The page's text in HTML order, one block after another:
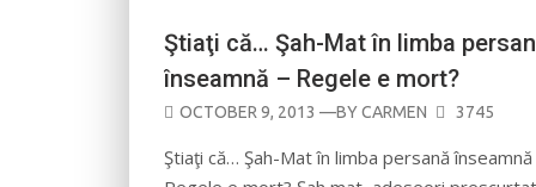
Ştiaţi că… Şah-Mat în limba
înseamnă – Regele e mort?
POSTED
OCTOBER 9, 2013 —BYCARMEN 3745
Ştiaţi că… Şah-Mat în limba persană înseamnă